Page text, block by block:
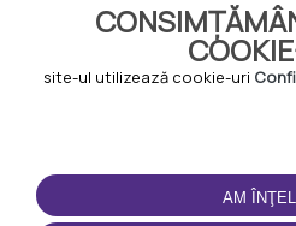
site-ul utilizează cookie-uri
AM
Termeni și condiții
Politica de